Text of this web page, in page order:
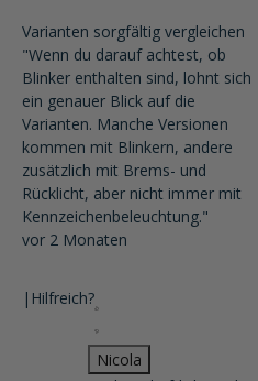
Varianten sorgfältig vergleichen
"Wenn du darauf achtest, ob
Blinker enthalten sind, lohnt sich
ein genauer Blick auf die
Varianten. Manche Versionen
kommen mit Blinkern, andere
zusätzlich mit Brems- und
Rücklicht, aber nicht immer mit
Kennzeichenbeleuchtung."
vor 2 Monaten
| Hilfreich?
Nicola